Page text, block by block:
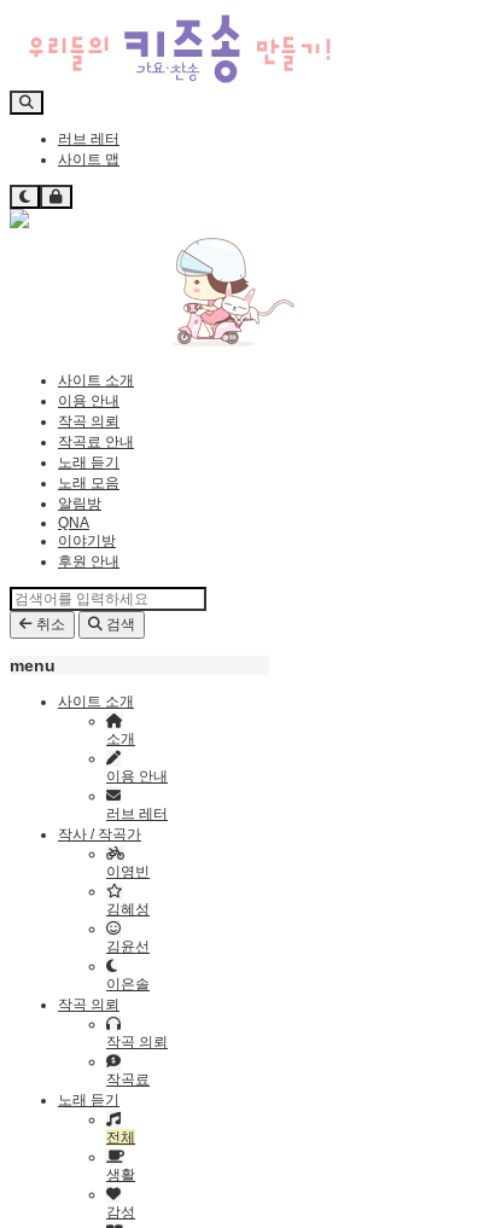
러브 레터
사이트 맵
사이트 소개
이용 안내
작곡 의뢰
작곡료 안내
노래 듣기
노래 모음
알림방
QNA
이야기방
후원 안내
취소 검색
menu
사이트 소개
소개
이용 안내
러브 레터
작사 / 작곡가
이영빈
김혜성
김윤선
이은솔
작곡 의뢰
작곡 의뢰
작곡료
노래 듣기
전체
생활
감성